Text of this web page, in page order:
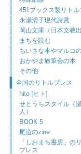
451ブックス製リトル
永瀬清子現代詩賞
岡山文庫（日本文教出
まちを読む
ちいさな本やマルコ
おかやま旅筆会の本
その他
全国のリトルプレス
hito [ヒト]
せとうちスタイル（
人）
BOOK 5
尾道のzine
「しおまち書房」の
プレス